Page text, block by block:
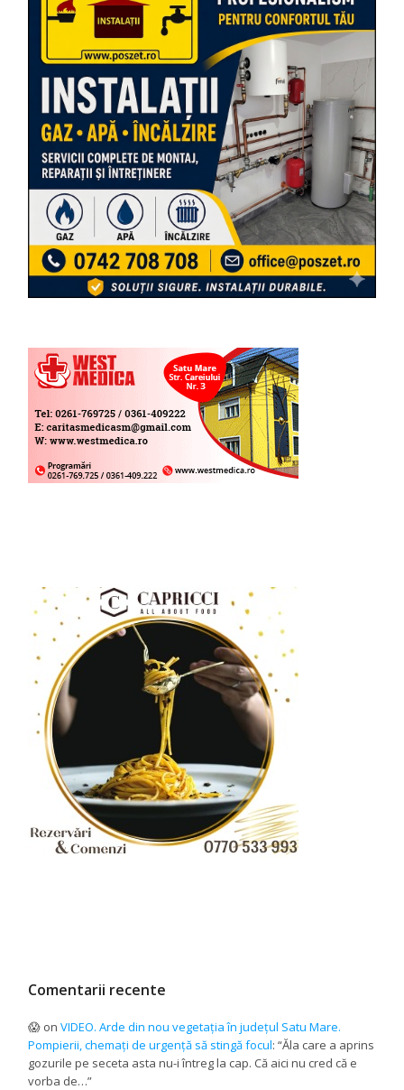
Comentarii recente
😱 onVIDEO. Arde din nou vegetația în județul Satu Mare.
Pompierii, chemați de urgență să stingă focul: “Ăla care a aprins
gozurile pe seceta asta nu-i întreg la cap. Că aici nu cred că e
vorba de…”